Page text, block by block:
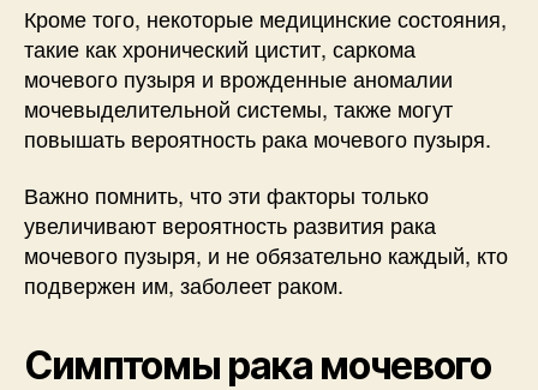
Кроме того, некоторые медицинские состояния,
такие как хронический цистит, саркома
мочевого пузыря и врожденные аномалии
мочевыделительной системы, также могут
повышать вероятность рака мочевого пузыря.
Важно помнить, что эти факторы только
увеличивают вероятность развития рака
мочевого пузыря, и не обязательно каждый, кто
подвержен им, заболеет раком.
Симптомы рака мочевого